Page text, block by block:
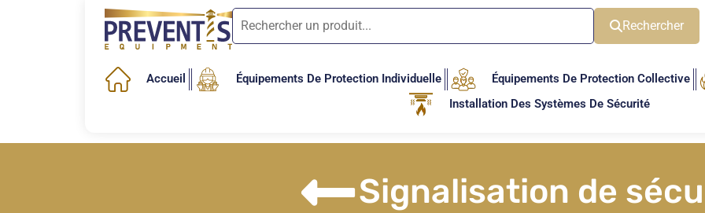
Rechercher
Accueil Équipements De Protection Individuelle
Équipements De Protection Collective
Installation Des Systèmes De Sécurité
Signalisation de